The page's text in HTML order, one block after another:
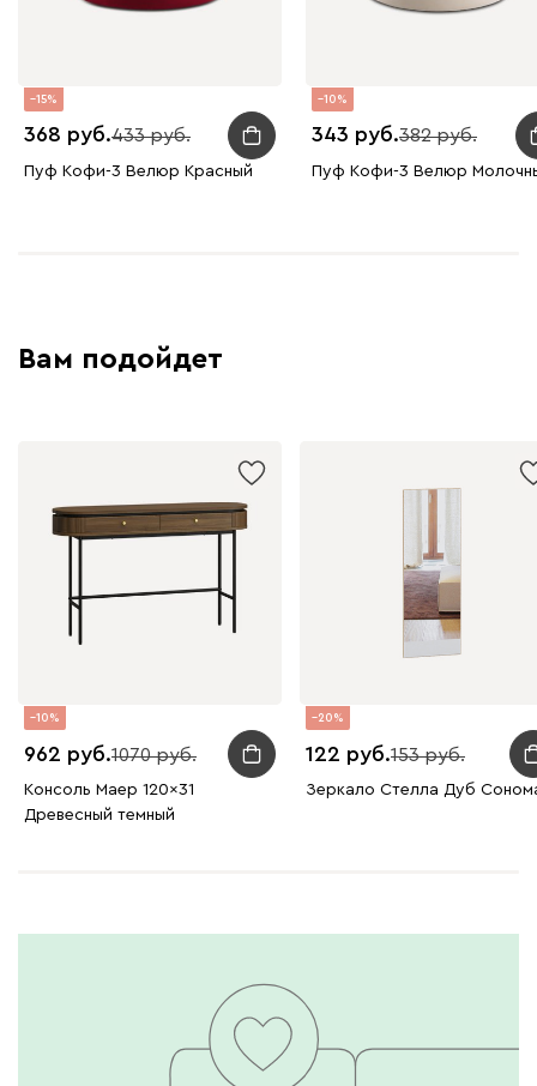
15
368 433
Пуф Кофи-3 Велюр Красный
10
343 382
Пуф Кофи-3 Велюр
Вам подойдет
10
962 1070
Консоль Маер 120x31
Древесный темный
20
122 153
Зеркало Стелла Дуб